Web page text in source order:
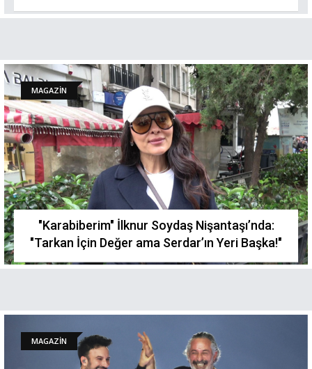
MAGAZİN
"Karabiberim" İlknur Soydaş Nişantaşı’nda:
"Tarkan İçin Değer ama Serdar’ın Yeri Başka!"
MAGAZİN